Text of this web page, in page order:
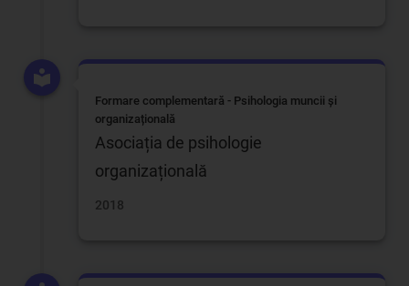
Formare complementară - Psihologia muncii și
organizațională
Asociația de psihologie
organizațională
2018